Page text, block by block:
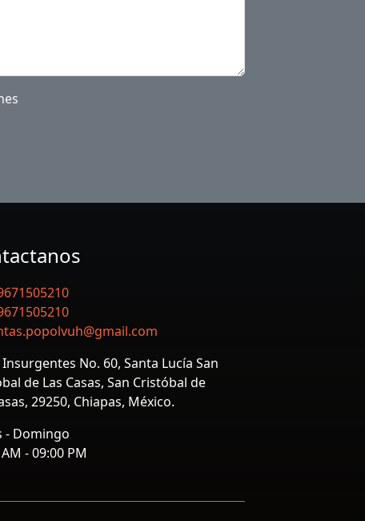
Insurgentes No. 60, Santa Lucía San
de Las Casas, San Cristóbal de
29250, Chiapas, México.
- Domingo
- 09:00 PM